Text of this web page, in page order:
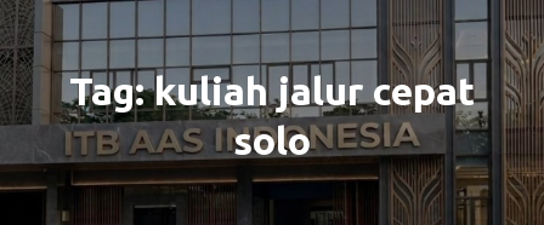
Tag:kuliah jalur cepat
solo